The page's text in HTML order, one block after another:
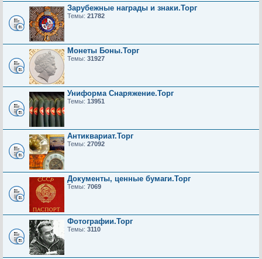
Зарубежные награды и знаки.Торг
Темы: 21782
Монеты Боны.Торг
Темы: 31927
Униформа Снаряжение.Торг
Темы: 13951
Антиквариат.Торг
Темы: 27092
Документы, ценные бумаги.Торг
Темы: 7069
Фотографии.Торг
Темы: 3110